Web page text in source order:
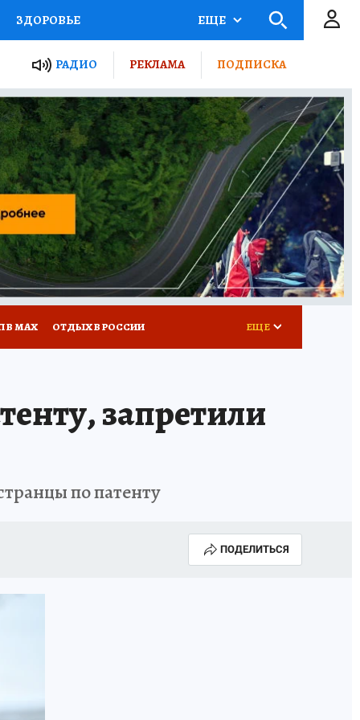
ЗДОРОВЬЕ
РОССИИ
ПУТЕВОДИТЕЛЬ
ТУРИЗМ
ПОТРЕБИТЕЛЯ ВСЕ О КП
ЕЩЕ
РАДИО РЕКЛАМА ПОДПИСКА
В МАХ ОТДЫХ В РОССИИ ЕЩЕ
запретили
по патенту
ПОДЕЛИТЬСЯ